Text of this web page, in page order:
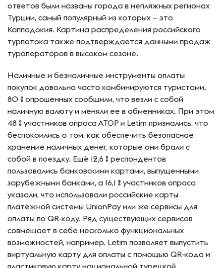
ответов были названы города в непляжных регионах
Турции, самый популярный из которых – это
Каппадокия. Картина распределения российского
турпотока также подтверждается данными продаж
туроператоров в высоком сезоне.
Наличные и безналичные инструменты оплаты
покупок довольно часто комбинируются туристами.
80 % опрошенных сообщили, что везли с собой
наличную валюту и меняли ее в обменниках. При этом
48 % участников опроса АТОР и Letim признались, что
беспокоились о том, как обеспечить безопасное
хранение наличных денег, которые они брали с
собой в поездку. Ещё 12,6 % респондентов
пользовались банковскими картами, выпущенными
зарубежными банками, а 16,1 % участников опроса
указали, что использовали российские карты
платёжной системы UnionPay или же сервисы для
оплаты по QR-коду. Ряд существующих сервисов
совмещает в себе несколько функциональных
возможностей, например, Letim позволяет выпустить
виртуальную карту для оплаты с помощью QR-кода и